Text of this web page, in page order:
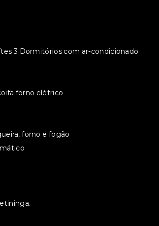
3 Dormitórios com ar-condicionado
forno elétrico
forno e fogão